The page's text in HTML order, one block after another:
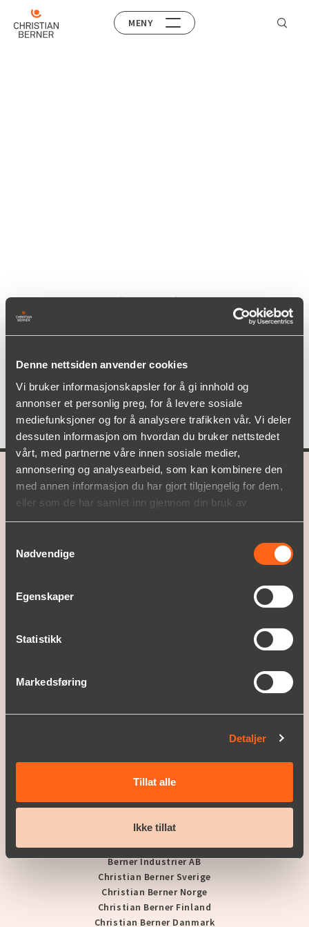
Denne nettsiden anvender cookies
Vi bruker informasjonskapsler for å gi innhold og
annonser et personlig preg, for å levere sosiale
mediefunksjoner og for å analysere trafikken vår. Vi deler
dessuten informasjon om hvordan du bruker nettstedet
vårt, med partnerne våre innen sosiale medier,
annonsering og analysearbeid, som kan kombinere den
med annen informasjon du har gjort tilgjengelig for dem,
eller som de har samlet inn gjennom din bruk av
tjenestene deres.
Nødvendige
Egenskaper
Statistikk
Markedsføring
Detaljer
Tillat alle
Ikke tillat
MENY
Raschig Ring (metall)
Den originale Rashig ringen er et enkelt sylindrisk
rør med lengde: diameter 1:1 forhold. Pakningen er
fra slutten av 1800-tallet, men brukes fortsatt i
dag.
A part ofChristian Berner
HVA VI TILBYR
SUPPORT
KONTAKT OSS
Berner Industrier AB
Christian Berner Sverige
Christian Berner Norge
Christian Berner Finland
Christian Berner Danmark